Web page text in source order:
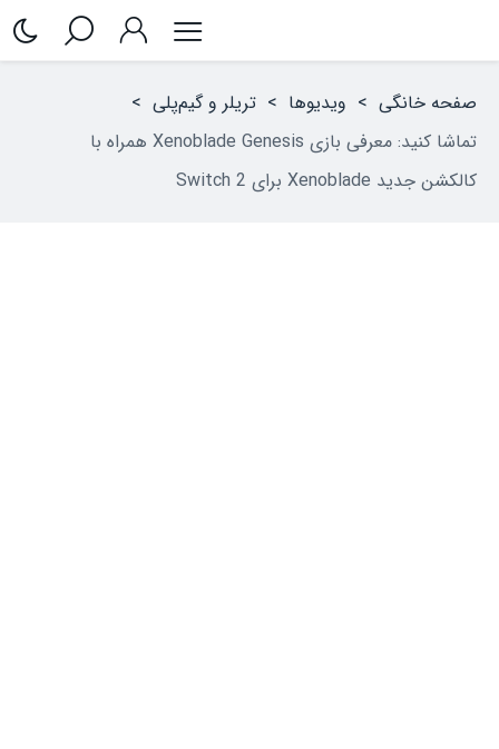
صفحه خانگی > ویدیوها > تریلر و گیم‌پلی >
تماشا کنید: معرفی بازی Xenoblade Genesis همراه با
کالکشن جدید Xenoblade برای Switch 2